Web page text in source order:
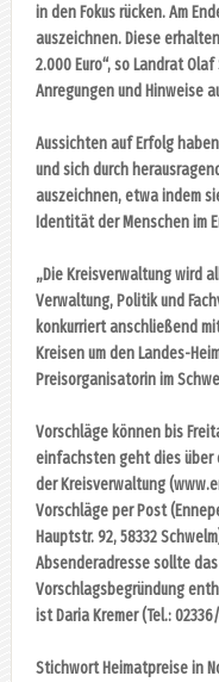
in den Fokus rücken. Am
auszeichnen. Diese
2.000 Euro“, so Landrat
Anregungen und Hinweise
Aussichten auf Erfolg
und sich durch
auszeichnen, etwa indem
Identität der Menschen im
„Die Kreisverwaltung wird
Verwaltung, Politik und
konkurriert anschließend
Kreisen um den Landes-
Preisorganisatorin im
Vorschläge können bis
einfachsten geht dies über
der Kreisverwaltung
Vorschläge per Post
Hauptstr. 92, 58332
Absenderadresse sollte
Vorschlagsbegründung
ist Daria Kremer (Tel.:
Stichwort Heimatpreise in